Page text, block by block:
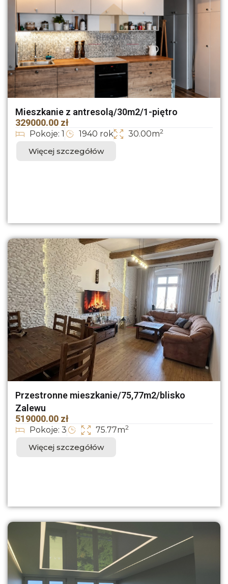
Mieszkanie z antresolą/30m2/1-piętro
329000.00 zł
Pokoje: 1 1940 rok 30.00m2
Więcej szczegółów
Przestronne mieszkanie/75,77m2/blisko
Zalewu
519000.00 zł
Pokoje: 3 75.77m2
Więcej szczegółów